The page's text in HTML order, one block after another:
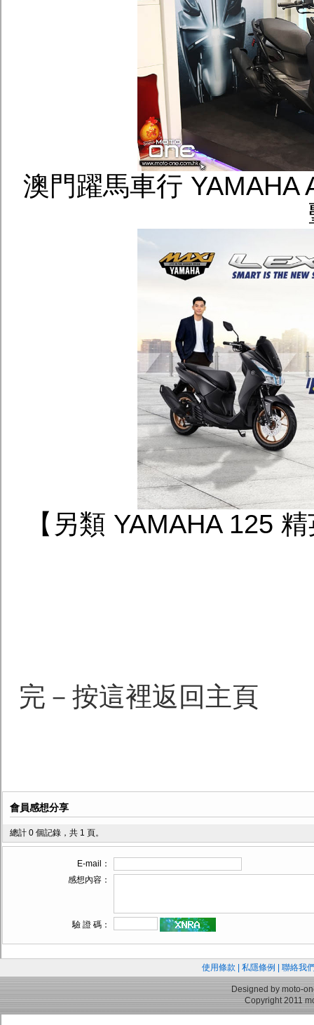
澳門躍馬車行 YAMAHA
【另類 YAMAHA 125
完－按這裡返回主頁
會員感想分享
總計 0 個記錄，共 1 頁。
E-mail：
感想內容：
驗 證 碼：
使用條款 私隱條例 聯絡我
Designed by moto-
Copyright 2011